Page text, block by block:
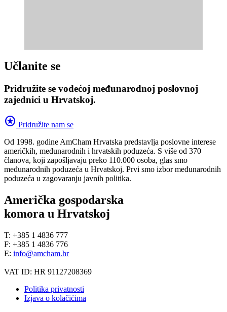
Učlanite se
Pridružite se vodećoj međunarodnoj poslovnoj
zajednici u Hrvatskoj.
stars Pridružite nam se
Od 1998. godine AmCham Hrvatska predstavlja poslovne interese
američkih, međunarodnih i hrvatskih poduzeća. S više od 370
članova, koji zapošljavaju preko 110.000 osoba, glas smo
međunarodnih poduzeća u Hrvatskoj. Prvi smo izbor međunarodnih
poduzeća u zagovaranju javnih politika.
Američka gospodarska
komora u Hrvatskoj
T: +385 1 4836 777
F: +385 1 4836 776
E: info@amcham.hr
VAT ID: HR 91127208369
Politika privatnosti
Izjava o kolačićima